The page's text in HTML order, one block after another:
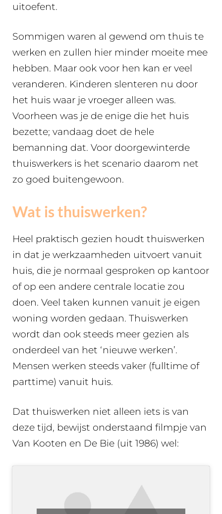
uitoefent.
Sommigen waren al gewend om thuis te
werken en zullen hier minder moeite mee
hebben. Maar ook voor hen kan er veel
veranderen. Kinderen slenteren nu door
het huis waar je vroeger alleen was.
Voorheen was je de enige die het huis
bezette; vandaag doet de hele
bemanning dat. Voor doorgewinterde
thuiswerkers is het scenario daarom net
zo goed buitengewoon.
Wat is thuiswerken?
Heel praktisch gezien houdt thuiswerken
in dat je werkzaamheden uitvoert vanuit
huis, die je normaal gesproken op kantoor
of op een andere centrale locatie zou
doen. Veel taken kunnen vanuit je eigen
woning worden gedaan. Thuiswerken
wordt dan ook steeds meer gezien als
onderdeel van het ‘nieuwe werken’.
Mensen werken steeds vaker (fulltime of
parttime) vanuit huis.
Dat thuiswerken niet alleen iets is van
deze tijd, bewijst onderstaand filmpje van
Van Kooten en De Bie (uit 1986) wel: